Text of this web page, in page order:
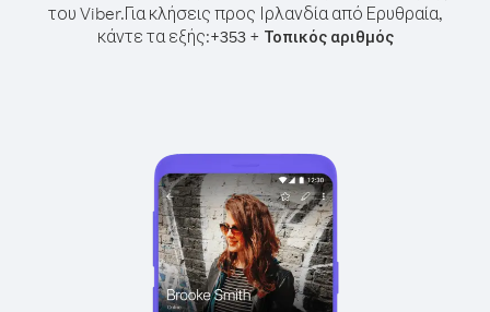
του Viber.Για κλήσεις προς Ιρλανδία από Ερυθραία,
κάντε τα εξής:+353+ Τοπικός αριθμός